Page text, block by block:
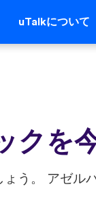
uTalkについて
クを
う。 アゼル